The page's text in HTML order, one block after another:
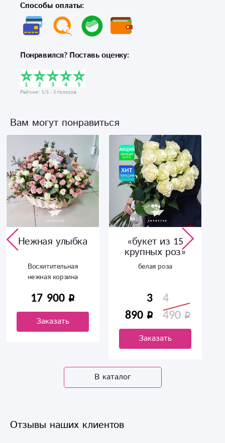
Способы оплаты:
Понравился? Поставь оценку:
Рейтинг: 5/5 - 3 голосов
Вам могут понравиться
Нежная улыбка
Восхитительная
нежная корзина
17 900
Заказать
«букет из 15
крупных роз»
белая роза
3
890
4
490
Заказать
В каталог
Отзывы наших клиентов